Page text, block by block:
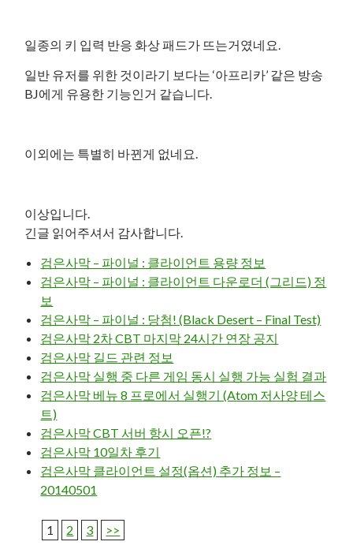
일종의 키 입력 반응 화상 패드가 뜨는거였네요.
일반 유저를 위한 것이라기 보다는 ‘아프리카’ 같은 방송
BJ에게 유용한 기능인거 같습니다.
이외에는 특별히 바뀐게 없네요.
이상입니다.
긴글 읽어주셔서 감사합니다.
검은사막 – 파이널 : 클라이언트 용량 정보
검은사막 – 파이널 : 클라이언트 다운로더 (그리드) 정
보
검은사막 – 파이널 : 당첨! (Black Desert – Final Test)
검은사막 2차 CBT 마지막 24시간 연장 공지
검은사막 길드 관련 정보
검은사막 실행 중 다른 게임 동시 실행 가능 실험 결과
검은사막 베뉴 8 프로에서 실행기 (Atom 저사양 테스
트)
검은사막 CBT 서버 항시 오픈!?
검은사막 10일차 후기
검은사막 클라이언트 설정(옵션) 추가 정보 –
20140501
1 2 3 >>